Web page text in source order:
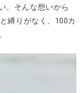
。そんな想いから
縛りがなく、100カ